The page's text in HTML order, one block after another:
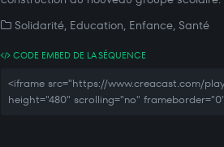
Solidarité, Education, Enfance, Santé
CODE EMBED DE LA SÉQUENCE
<iframe src="https://www.creacast.com/
height="480" scrolling="no"